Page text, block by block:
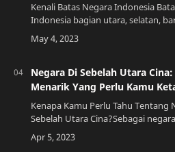
Kenali Batas Negara Indonesia
Indonesia bagian utara, selatan,
merupakan hal yang penting untuk
Dalam setiap negara pasti memiliki
Negara Di Sebelah Utara
Menarik Yang Perlu Kamu
Kenapa Kamu Perlu Tahu Tentang
Sebelah Utara Cina?Sebagai
populasi terbesar di dunia, Cina
menjadi sorotan dunia. Namun,